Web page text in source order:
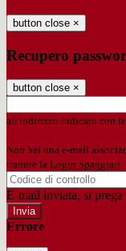
button close ×
Recupero
button close ×
all'indirizzo indicato con
Non hai una e-mail
tramite la Login Spaggiari
E-mail inviata, si
Errore